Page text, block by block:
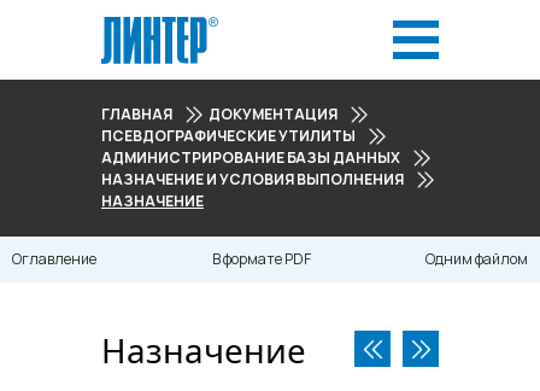
ГЛАВНАЯ
ДОКУМЕНТАЦИЯ
ПСЕВДОГРАФИЧЕСКИЕ УТИЛИТЫ
АДМИНИСТРИРОВАНИЕ БАЗЫ ДАННЫХ
НАЗНАЧЕНИЕ И УСЛОВИЯ ВЫПОЛНЕНИЯ
НАЗНАЧЕНИЕ
Оглавление В формате PDF Одним файлом
Назначение